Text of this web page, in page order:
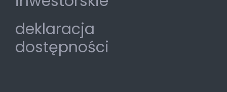
deklaracja
dostępności